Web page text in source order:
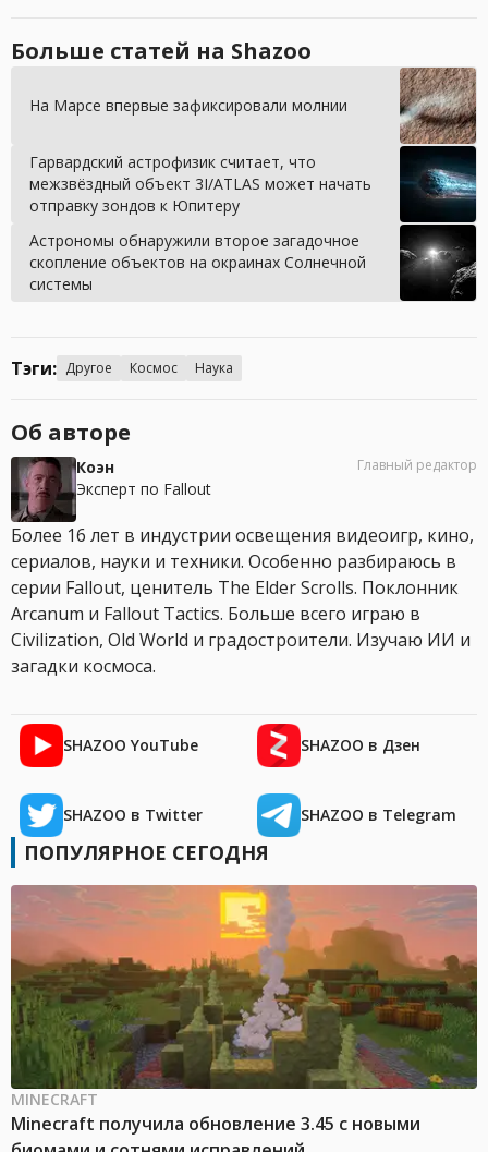
Больше статей на Shazoo
На Марсе впервые зафиксировали молнии
Гарвардский астрофизик считает, что
межзвёздный объект 3I/ATLAS может начать
отправку зондов к Юпитеру
Астрономы обнаружили второе загадочное
скопление объектов на окраинах Солнечной
системы
Тэги: Другое Космос Наука
Об авторе
Коэн
Эксперт по Fallout
Главный редактор
Более 16 лет в индустрии освещения видеоигр, кино,
сериалов, науки и техники. Особенно разбираюсь в
серии Fallout, ценитель The Elder Scrolls. Поклонник
Arcanum и Fallout Tactics. Больше всего играю в
Civilization, Old World и градостроители. Изучаю ИИ и
загадки космоса.
SHAZOO YouTube SHAZOO в Дзен
SHAZOO в Twitter SHAZOO в Telegram
ПОПУЛЯРНОЕ СЕГОДНЯ
MINECRAFT
Minecraft получила обновление 3.45 с новыми